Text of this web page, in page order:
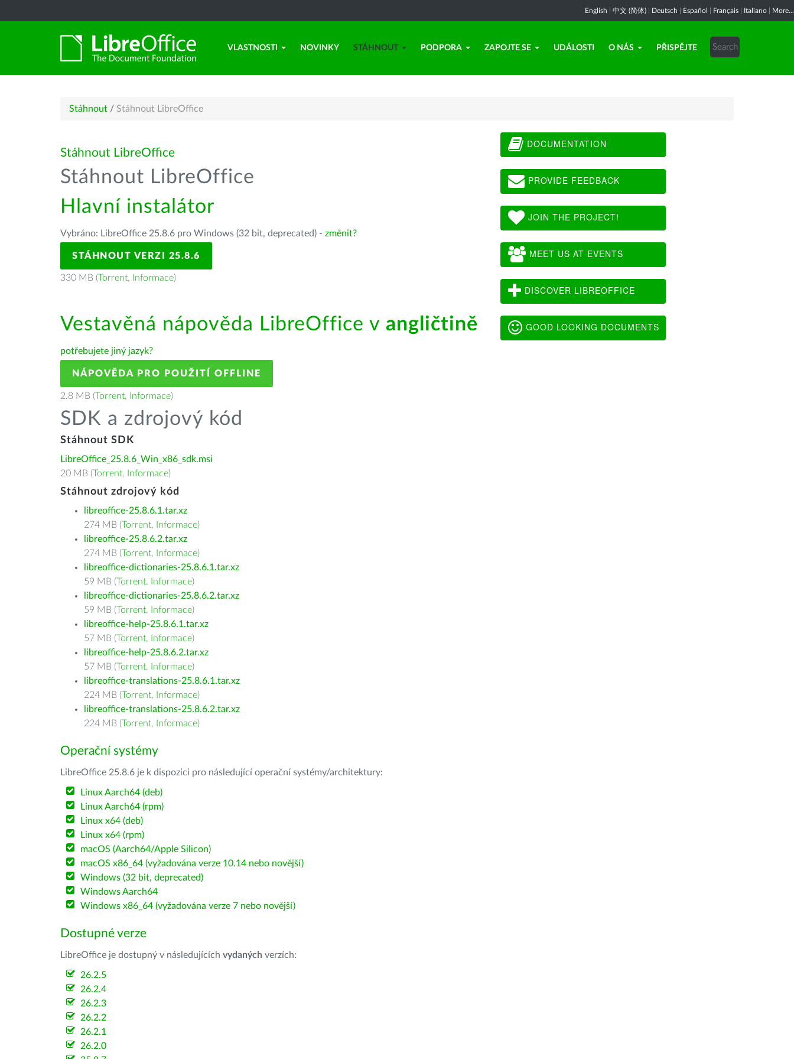
English 中文 (简体) Deutsch Español Français Italiano More...
VLASTNOSTI NOVINKY STÁHNOUT PODPORA ZAPOJTE SE UDÁLOSTI O NÁS PŘISPĚJTE
Stáhnout / Stáhnout LibreOffice
Stáhnout LibreOffice
Stáhnout LibreOffice
Hlavní instalátor
Vybráno: LibreOffice 25.8.6 pro Windows (32 bit, deprecated) - změnit?
STÁHNOUT VERZI 25.8.6
330 MB (Torrent, Informace)
Vestavěná nápověda LibreOffice v angličtině
potřebujete jiný jazyk?
NÁPOVĚDA PRO POUŽITÍ OFFLINE
2.8 MB (Torrent, Informace)
SDK a zdrojový kód
Stáhnout SDK
LibreOffice_25.8.6_Win_x86_sdk.msi
20 MB (Torrent, Informace)
Stáhnout zdrojový kód
libreoffice-25.8.6.1.tar.xz
274 MB (Torrent, Informace)
libreoffice-25.8.6.2.tar.xz
274 MB (Torrent, Informace)
libreoffice-dictionaries-25.8.6.1.tar.xz
59 MB (Torrent, Informace)
libreoffice-dictionaries-25.8.6.2.tar.xz
59 MB (Torrent, Informace)
libreoffice-help-25.8.6.1.tar.xz
57 MB (Torrent, Informace)
libreoffice-help-25.8.6.2.tar.xz
57 MB (Torrent, Informace)
libreoffice-translations-25.8.6.1.tar.xz
224 MB (Torrent, Informace)
libreoffice-translations-25.8.6.2.tar.xz
224 MB (Torrent, Informace)
Operační systémy
LibreOffice 25.8.6 je k dispozici pro následující operační systémy/architektury:
Linux Aarch64 (deb)
Linux Aarch64 (rpm)
Linux x64 (deb)
Linux x64 (rpm)
macOS (Aarch64/Apple Silicon)
macOS x86_64 (vyžadována verze 10.14 nebo novější)
Windows (32 bit, deprecated)
Windows Aarch64
Windows x86_64 (vyžadována verze 7 nebo novější)
Dostupné verze
LibreOffice je dostupný v následujících vydaných verzích:
26.2.5
26.2.4
26.2.3
26.2.2
26.2.1
26.2.0
DOCUMENTATION
PROVIDE FEEDBACK
JOIN THE PROJECT!
MEET US AT EVENTS
DISCOVER LIBREOFFICE
GOOD LOOKING DOCUMENTS